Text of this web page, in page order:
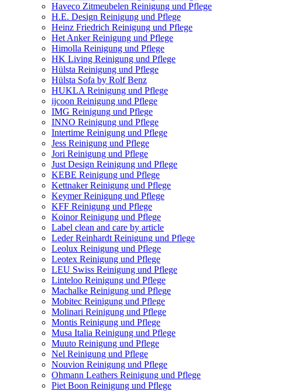
Haveco Zitmeubelen Reinigung und Pflege
H.E. Design Reinigung und Pflege
Heinz Friedrich Reinigung und Pflege
Het Anker Reinigung und Pflege
Himolla Reinigung und Pflege
HK Living Reinigung und Pflege
Hülsta Reinigung und Pflege
Hülsta Sofa by Rolf Benz
HUKLA Reinigung und Pflege
ijcoon Reinigung und Pflege
IMG Reinigung und Pflege
INNO Reinigung und Pflege
Intertime Reinigung und Pflege
Jess Reinigung und Pflege
Jori Reinigung und Pflege
Just Design Reinigung und Pflege
KEBE Reinigung und Pflege
Kettnaker Reinigung und Pflege
Keymer Reinigung und Pflege
KFF Reinigung und Pflege
Koinor Reinigung und Pflege
Label clean and care by article
Leder Reinhardt Reinigung und Pflege
Leolux Reinigung und Pflege
Leotex Reinigung und Pflege
LEU Swiss Reinigung und Pflege
Linteloo Reinigung und Pflege
Machalke Reinigung und Pflege
Mobitec Reinigung und Pflege
Molinari Reinigung und Pflege
Montis Reinigung und Pflege
Musa Italia Reinigung und Pflege
Muuto Reinigung und Pflege
Nel Reinigung und Pflege
Nouvion Reinigung und Pflege
Ohmann Leathers Reinigung und Pflege
Piet Boon Reinigung und Pflege